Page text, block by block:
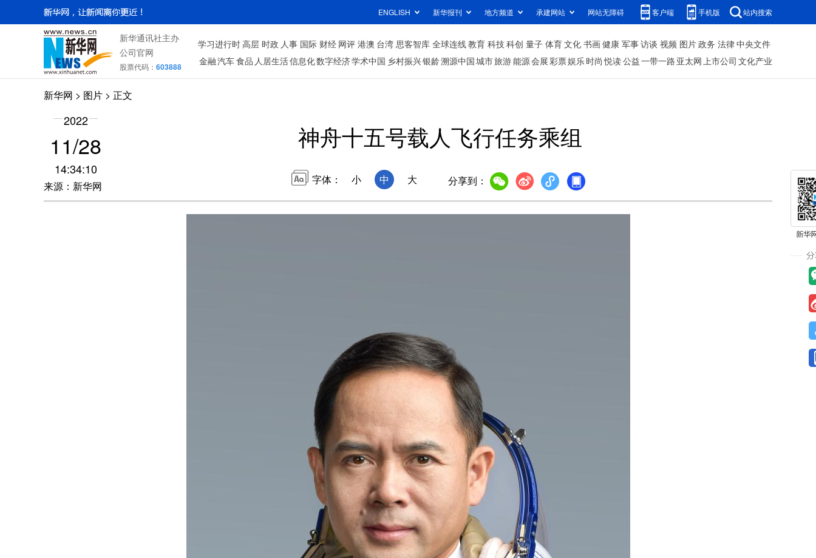
ENGLISH 新华报刊 地方频道 承建网站 网站无障碍 客户端 手机版 站内搜索
新华通讯社主办
公司官网
股票代码： 603888
学习进行时高层 时政 人事 国际 财经 网评 港澳 台湾 思客智库 全球连线教育 科技科创 量子 体育文化 书画健康 军事访谈 视频 图片政务 法律中央文件
金融汽车食品 人居生活信息化数字经济学术中国 乡村振兴银龄溯源中国城市旅游能源会展彩票娱乐时尚 悦读公益一带一路 亚太网上市公司 文化产业
新华网 > 图片 > 正文
2022
11/28
14:34:10
来源：新华网
神舟十五号载人飞行任务乘组
字体： 小 中 大 分享到：